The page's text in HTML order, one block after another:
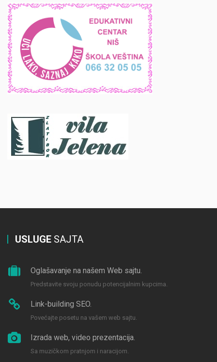
USLUGE SAJTA
Oglašavanje na našem Web sajtu.
Predstavite svoju ponudu potencijalnim kupcima.
Link-building SEO.
Povećajte posetu na vašem web sajtu.
Izrada web, video prezentacija.
Sa muzičkom pratnjom i naracijom.